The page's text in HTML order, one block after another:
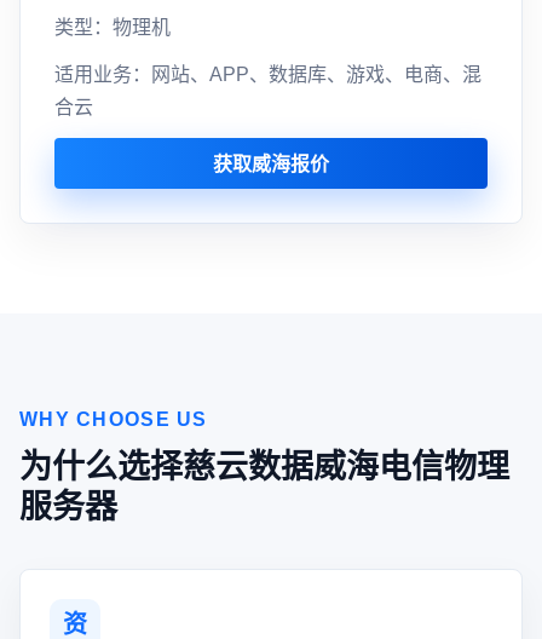
类型：物理机
适用业务：网站、APP、数据库、游戏、电商、混
合云
获取威海报价
WHY CHOOSE US
为什么选择慈云数据威海电信物理
服务器
资